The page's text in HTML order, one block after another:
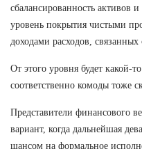
сбалансированность активов
уровень покрытия чистыми
доходами расходов, связанных
От этого уровня будет какой-
соответственно комоды тоже
Представители финансового
вариант, когда дальнейшая
шансом на формальное